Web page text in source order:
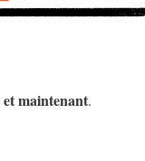
maintenant.